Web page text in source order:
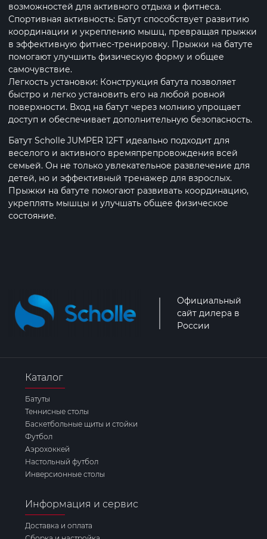
возможностей для активного отдыха и фитнеса.
Спортивная активность: Батут способствует развитию
координации и укреплению мышц, превращая прыжки
в эффективную фитнес-тренировку. Прыжки на батуте
помогают улучшить физическую форму и общее
самочувствие.
Легкость установки: Конструкция батута позволяет
быстро и легко установить его на любой ровной
поверхности. Вход на батут через молнию упрощает
доступ и обеспечивает дополнительную безопасность.
Батут Scholle JUMPER 12FT идеально подходит для
веселого и активного времяпрепровождения всей
семьей. Он не только увлекательное развлечение для
детей, но и эффективный тренажер для взрослых.
Прыжки на батуте помогают развивать координацию,
укреплять мышцы и улучшать общее физическое
состояние.
Официальный
сайт дилера в
России
Каталог
Батуты
Теннисные столы
Баскетбольные щиты и стойки
Футбол
Аэрохоккей
Настольный футбол
Инверсионные столы
Информация и сервис
Доставка и оплата